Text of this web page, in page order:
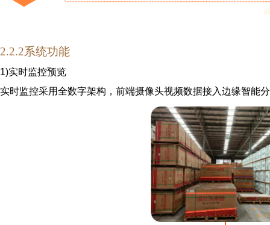
2.2.2系统功能
1)实时监控预览
实时监控采用全数字架构，前端摄像头视频数据接入边缘智能